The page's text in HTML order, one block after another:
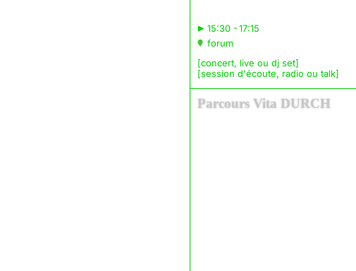
▸15:30 - 17:15
forum
[concert, live ou dj set]
[session d'écoute, radio ou talk]
Parcours Vita DURCH